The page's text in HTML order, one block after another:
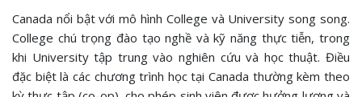
Canada nổi bật với mô hình College và University song song.
College chú trọng đào tạo nghề và kỹ năng thực tiễn, trong
khi University tập trung vào nghiên cứu và học thuật. Điều
đặc biệt là các chương trình học tại Canada thường kèm theo